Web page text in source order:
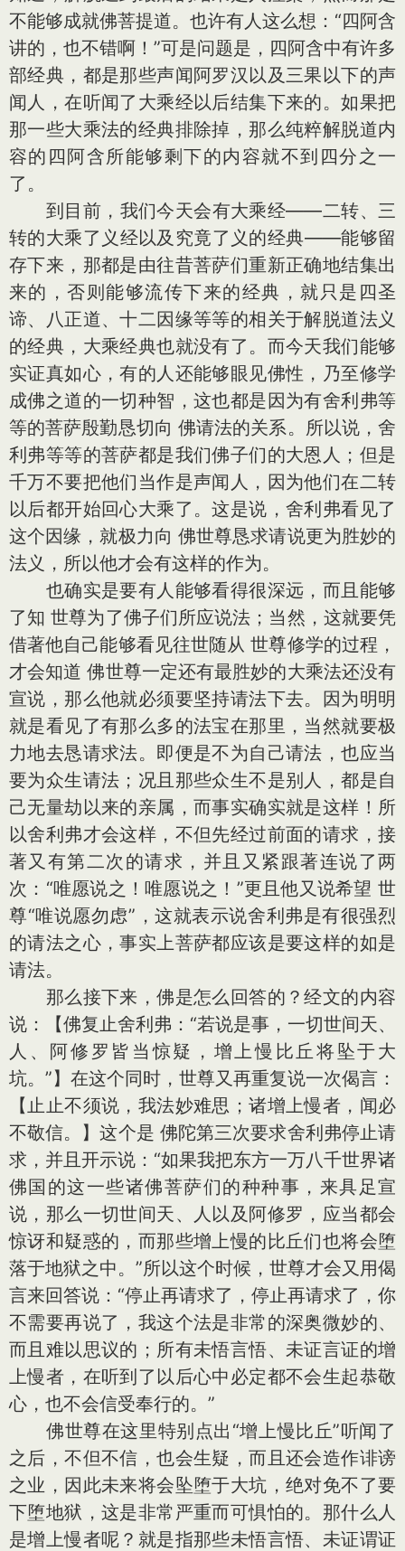
不能够成就佛菩提道。也许有人这么想：“四阿含
讲的，也不错啊！”可是问题是，四阿含中有许多
部经典，都是那些声闻阿罗汉以及三果以下的声
闻人，在听闻了大乘经以后结集下来的。如果把
那一些大乘法的经典排除掉，那么纯粹解脱道内
容的四阿含所能够剩下的内容就不到四分之一
了。
到目前，我们今天会有大乘经——二转、三
转的大乘了义经以及究竟了义的经典——能够留
存下来，那都是由往昔菩萨们重新正确地结集出
来的，否则能够流传下来的经典，就只是四圣
谛、八正道、十二因缘等等的相关于解脱道法义
的经典，大乘经典也就没有了。而今天我们能够
实证真如心，有的人还能够眼见佛性，乃至修学
成佛之道的一切种智，这也都是因为有舍利弗等
等的菩萨殷勤恳切向 佛请法的关系。所以说，舍
利弗等等的菩萨都是我们佛子们的大恩人；但是
千万不要把他们当作是声闻人，因为他们在二转
以后都开始回心大乘了。这是说，舍利弗看见了
这个因缘，就极力向 佛世尊恳求请说更为胜妙的
法义，所以他才会有这样的作为。
也确实是要有人能够看得很深远，而且能够
了知 世尊为了佛子们所应说法；当然，这就要凭
借著他自己能够看见往世随从 世尊修学的过程，
才会知道 佛世尊一定还有最胜妙的大乘法还没有
宣说，那么他就必须要坚持请法下去。因为明明
就是看见了有那么多的法宝在那里，当然就要极
力地去恳请求法。即便是不为自己请法，也应当
要为众生请法；况且那些众生不是别人，都是自
己无量劫以来的亲属，而事实确实就是这样！所
以舍利弗才会这样，不但先经过前面的请求，接
著又有第二次的请求，并且又紧跟著连说了两
次：“唯愿说之！唯愿说之！”更且他又说希望 世
尊“唯说愿勿虑”，这就表示说舍利弗是有很强烈
的请法之心，事实上菩萨都应该是要这样的如是
请法。
那么接下来，佛是怎么回答的？经文的内容
说：【佛复止舍利弗：“若说是事，一切世间天、
人、阿修罗皆当惊疑，增上慢比丘将坠于大
坑。”】在这个同时，世尊又再重复说一次偈言：
【止止不须说，我法妙难思；诸增上慢者，闻必
不敬信。】这个是 佛陀第三次要求舍利弗停止请
求，并且开示说：“如果我把东方一万八千世界诸
佛国的这一些诸佛菩萨们的种种事，来具足宣
说，那么一切世间天、人以及阿修罗，应当都会
惊讶和疑惑的，而那些增上慢的比丘们也将会堕
落于地狱之中。”所以这个时候，世尊才会又用偈
言来回答说：“停止再请求了，停止再请求了，你
不需要再说了，我这个法是非常的深奥微妙的、
而且难以思议的；所有未悟言悟、未证言证的增
上慢者，在听到了以后心中必定都不会生起恭敬
心，也不会信受奉行的。”
佛世尊在这里特别点出“增上慢比丘”听闻了
之后，不但不信，也会生疑，而且还会造作诽谤
之业，因此未来将会坠堕于大坑，绝对免不了要
下堕地狱，这是非常严重而可惧怕的。那什么人
是增上慢者呢？就是指那些未悟言悟、未证谓证